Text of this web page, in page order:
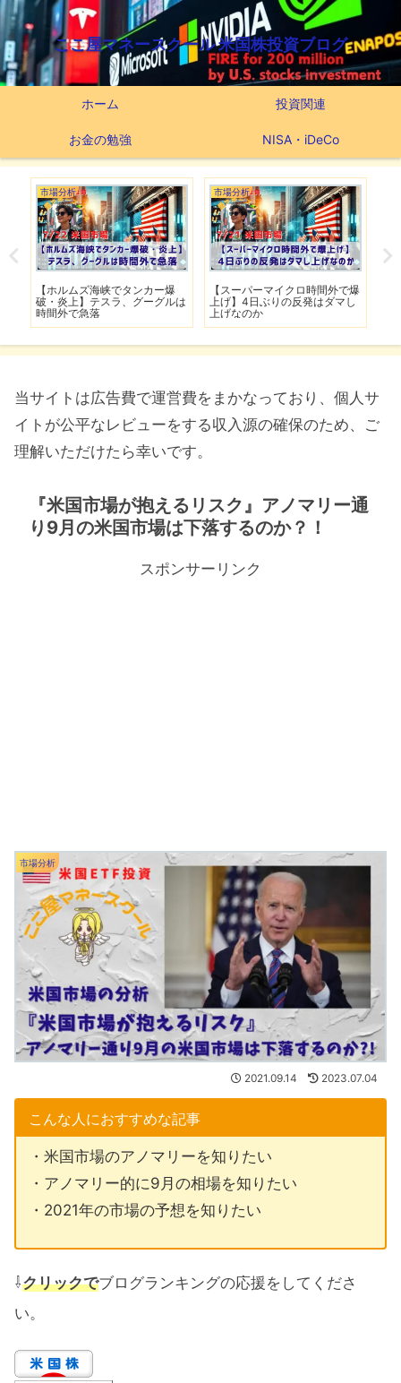
ここ屋マネースクール 米国株投資ブログ
ホーム 投資関連
お金の勉強 NISA・iDeCo
市場分析
【ホルムズ海峡でタンカー爆
破・炎上】テスラ、グーグルは
時間外で急落
市場分析
【スーパーマイクロ時間外で爆
上げ】4日ぶりの反発はダマし
上げなのか
当サイトは広告費で運営費をまかなっており、個人サ
イトが公平なレビューをする収入源の確保のため、ご
理解いただけたら幸いです。
『米国市場が抱えるリスク』アノマリー通
り9月の米国市場は下落するのか？！
スポンサーリンク
市場分析
2021.09.14 2023.07.04
こんな人におすすめな記事
・米国市場のアノマリーを知りたい
・アノマリー的に9月の相場を知りたい
・2021年の市場の予想を知りたい
⇩クリックでブログランキングの応援をしてくださ
い。